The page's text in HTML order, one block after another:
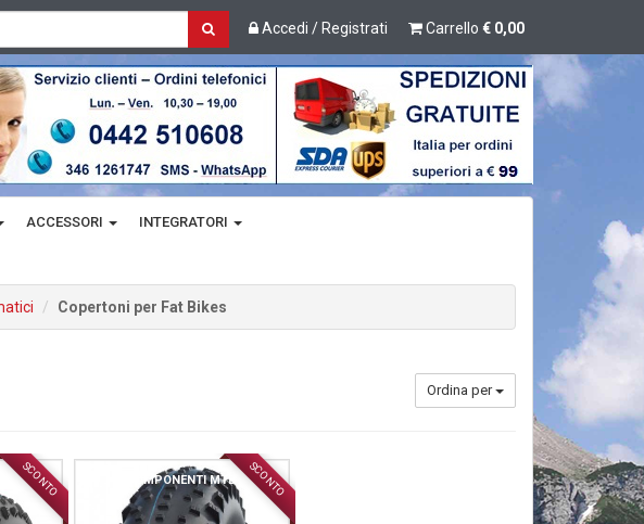
Accedi / Registrati Carrello € 0,00
ACCESSORI INTEGRATORI
Copertoni per Fat Bikes
Ordina per
SCONTO
/ CITY SCONTO
COMPONENTI MTB / CITY